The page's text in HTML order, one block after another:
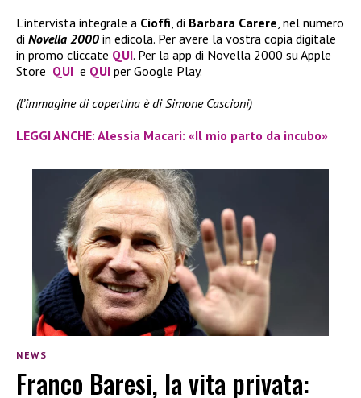
L’intervista integrale a Cioffi, di Barbara Carere, nel numero
di Novella 2000 in edicola. Per avere la vostra copia digitale
in promo cliccate QUI. Per la app di Novella 2000 su Apple
Store QUI e QUI per Google Play.
(l’immagine di copertina è di Simone Cascioni)
LEGGI ANCHE: Alessia Macari: «Il mio parto da incubo»
NEWS
Franco Baresi, la vita privata: